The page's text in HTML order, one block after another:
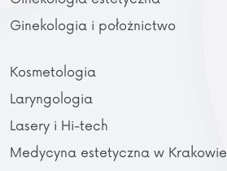
Ginekologia i położnictwo
Kosmetologia
Laryngologia
Lasery i Hi-tech
Medycyna estetyczna w Krakowie